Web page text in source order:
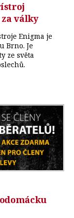
války
Enigma je
Brno. Je
ze světa